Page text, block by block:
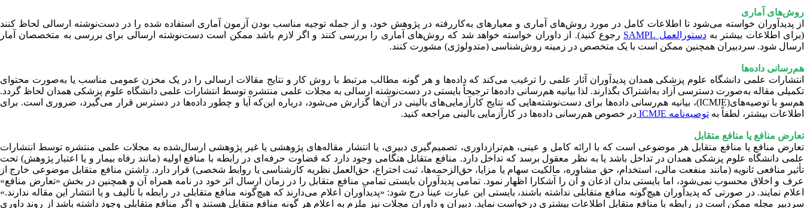
روش‌های آماری
از پدیدآوران خواسته می‌شود تا اطلاعات کامل در مورد روش‌های آماری و معیارهای به‌کاررفته در پژوهش خود، و از جمله توجیه مناسب بودن آزمون آماری استفاده‌ شده را در دست‌نوشته ارسالی لحاظ کنند
(برای اطلاعات بیشتر بهدستورالعمل SAMPL
رجوع کنید). از داوران خواسته خواهد شد که روش‌های آماری را بررسی کنند و اگر لازم باشد ممکن است دست‌نوشته ارسالی برای بررسی به متخصصان آمار
ارسال شود. سردبیران همچنین ممکن است با یک متخصص در زمینه روش‌شناسی (متدولوژی) مشورت کنند.
هم‌رسانی داده‌ها
انتشارات علمی دانشگاه علوم پزشکی همدان پدیدآوران آثار علمی را ترغیب می‌کند که داده‌ها و هر گونه مطالب مرتبط با روش کار و نتایج مقالات ارسالی را در یک مخزن عمومی مناسب یا به‌صورت محتوای
تکمیلی مقاله به‌صورت دسترسی آزاد به‌اشتراک بگذارند. لذا بیانیه هم‌رسانی داده‌ها ترجیحاً بایستی در دست‌نوشته ارسالی به مجلات علمی منتشره توسط انتشارات علمی دانشگاه علوم پزشکی همدان لحاظ گردد.
هم‌سو با توصیه‌های(ICMJE)، بیانیه هم‌رسانی داده‌ها برای دست‌نوشته‌هایی که نتایج کارآزمایی‌های بالینی در آن‌ها گزارش می‌شود، درباره این‌که آیا و چطور داده‌ها در دسترس قرار می‌گیرد، ضروری است. برای
اطلاعات بیشتر، لطفاً به توصیه‌نامه ICMJE در خصوص هم‌رسانی داده‌ها در کارآزمایی بالینی مراجعه کنید.
تعارض منافع یا منافع متقابل
تعارض منافع یا منافع متقابل هر موضوعی است که با ارائه کامل و عینی، هم‌ترازداوری، تصمیم‌گیری دبیری، یا انتشار‌ مقاله‌های پژوهشی یا غیر پژوهشی ارسال‌شده به مجلات علمی منتشره توسط انتشارات
علمی دانشگاه علوم پزشکی همدان در تداخل باشد یا به‌ نظر معقول برسد که تداخل دارد. منافع متقابل هنگامی وجود دارد که قضاوت حرفه‌ای در رابطه با منافع اولیه (مانند رفاه بیمار و یا اعتبار پژوهش) تحت
تأثیر منافعی ثانویه (مانند منفعت مالی، استخدام، حق مشاوره، مالکیت سهام یا مزایا، حق‌الزحمه‌ها، ثبت اختراع، حق‌العمل نظریه کارشناسی یا روابط شخصی) قرار دارد. داشتن منافع متقابل موضوعی خارج از
عرف و اخلاق محسوب نمی‌شود، اما بایستی بدان اذعان و آن را آشکارا اظهار نمود. تمامی پدیدآوران بایستی تمامی منافع متقابل را در زمان ارسال اثر خود در نامه همراه آن و همچنین در بخش «تعارض منافع»
اعلام نمایند. در صورتی که پدیدآوران هیچ‌گونه منافع متقابلی نداشته باشند، بایستی این عبارت عیناً درج شود: «پدیدآوران اعلام می‌دارند که هیچ‌گونه منافع متقابلی در رابطه با تألیف و یا انتشار این مقاله ندارند.»
سردبیر مجله ممکن است در رابطه با منافع متقابل اطلاعات بیشتری درخواست نماید. دبیران و داوران مجلات نیز ملزم به اعلام هر گونه منافع متقابل هستند و اگر منافع متقابلی وجود داشته باشد از روند داوری